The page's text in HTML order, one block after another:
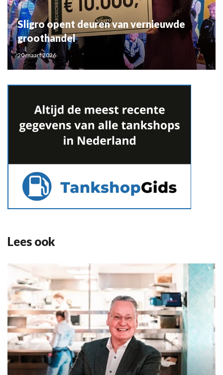
Sligro opent deuren van vernieuwde
groothandel
20 maart 2026
Lees ook